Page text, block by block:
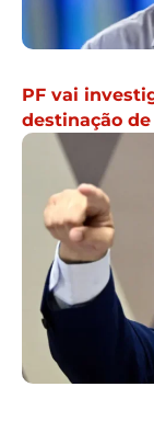
PF vai
destinação